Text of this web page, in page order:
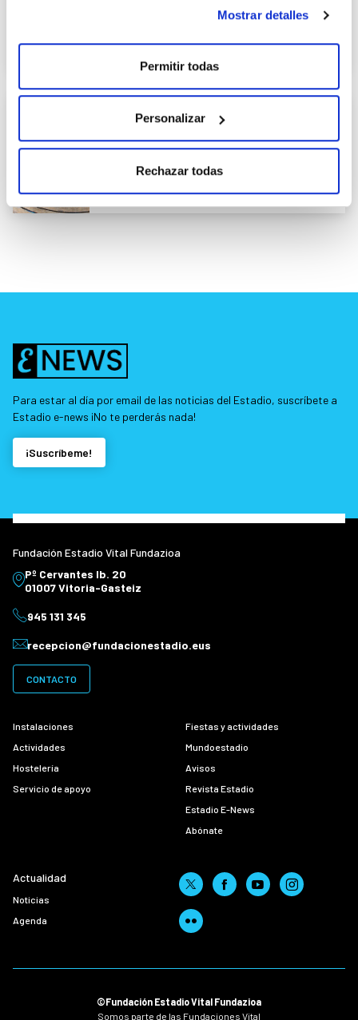
Mostrar detalles
Permitir todas
Personalizar
Rechazar todas
Saltos de trampolín - Apertura plataforma
10m
Infantil Junior
Para estar al día por email de las noticias del Estadio, suscríbete a
Estadio e-news ¡No te perderás nada!
¡Suscríbeme!
Fundación Estadio Vital Fundazioa
Pº Cervantes Ib. 20
01007 Vitoria-Gasteiz
945 131 345
recepcion@fundacionestadio.eus
CONTACTO
Instalaciones
Actividades
Hostelería
Servicio de apoyo
Fiestas y actividades
Mundoestadio
Avisos
Revista Estadio
Estadio E-News
Abónate
Actualidad
Noticias
Agenda
©Fundación Estadio Vital Fundazioa
Somos parte de las Fundaciones Vital